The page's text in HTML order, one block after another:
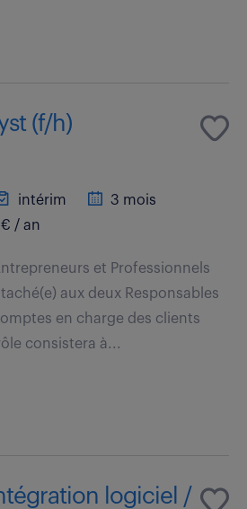
(f/h)
intérim
3 mois
/ an
et Professionnels
aux deux Responsables
en charge des clients
consistera à...
logiciel /